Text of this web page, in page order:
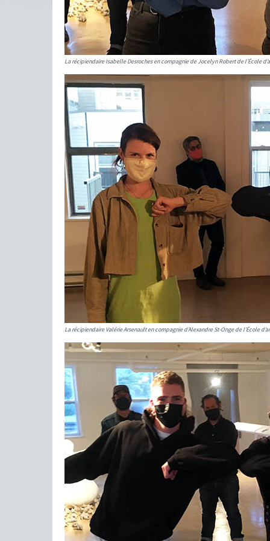
La récipiendaire Isabelle Desroches en compagnie de Jocelyn Robert de l’École
La récipiendaire Valérie Arsenault en compagnie d’Alexandre St-Onge de l’École